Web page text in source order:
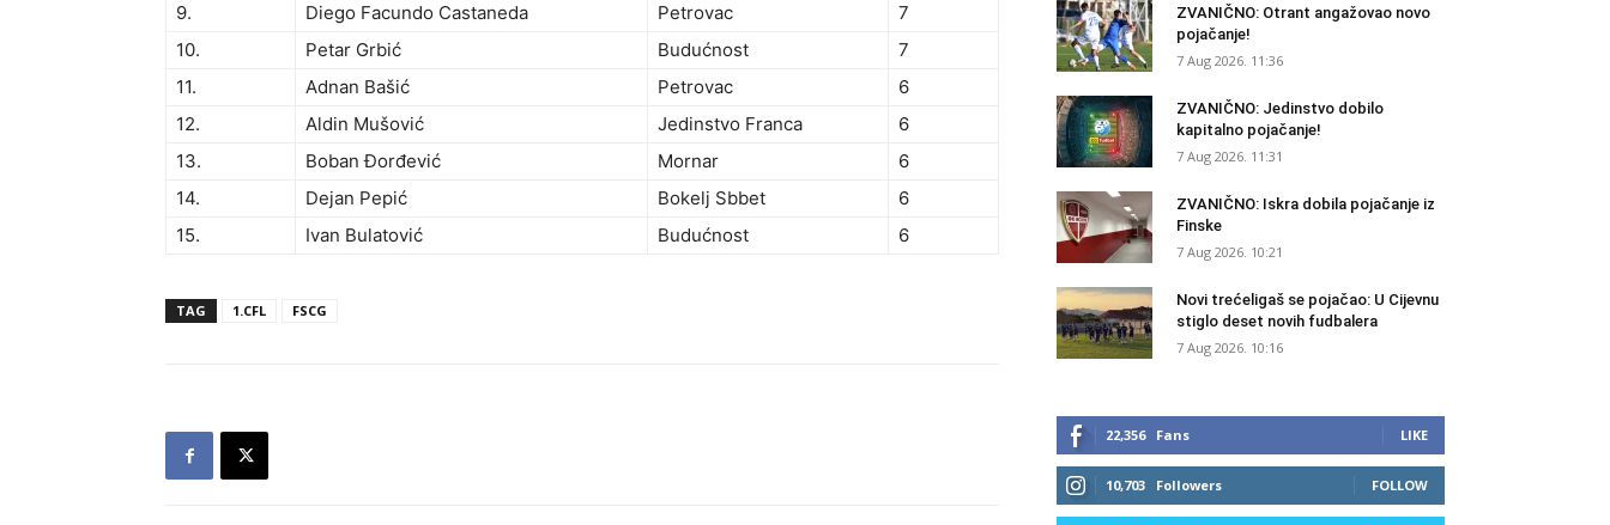
9.
Diego Facundo Castaneda Petrovac
7
10.
Petar Grbić Budućnost
7
11.
Adnan Bašić Petrovac
6
12.
Aldin Mušović Jedinstvo Franca
6
13.
Boban Đorđević Mornar
6
14.
Dejan Pepić Bokelj Sbbet
6
15.
Ivan Bulatović Budućnost 6
TAG 1.CFL FSCG
ZVANIČNO: Otrant angažovao novo
pojačanje!
7 Aug 2026. 11:36
ZVANIČNO: Jedinstvo dobilo
kapitalno pojačanje!
7 Aug 2026. 11:31
ZVANIČNO: Iskra dobila pojačanje iz
Finske
7 Aug 2026. 10:21
Novi trećeligaš se pojačao: U Cijevnu
stiglo deset novih fudbalera
7 Aug 2026. 10:16
22,356 Fans LIKE
10,703 Followers FOLLOW